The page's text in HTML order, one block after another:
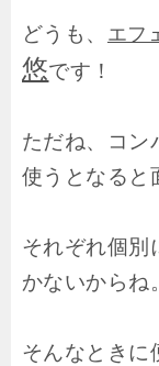
どうも、 エフ
悠です！
ただね、コン
使うとなると
それぞれ個別
かないからね。
そんなときに